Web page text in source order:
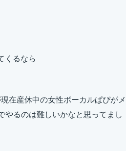
くるなら
在産休中の女性ボーカルぱぴがメ
やるのは難しいかなと思ってまし